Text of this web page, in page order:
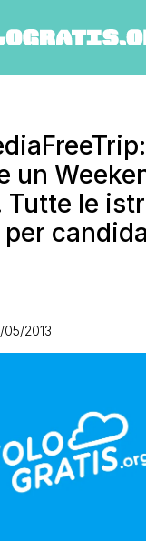
un
Tutte le
05/2013